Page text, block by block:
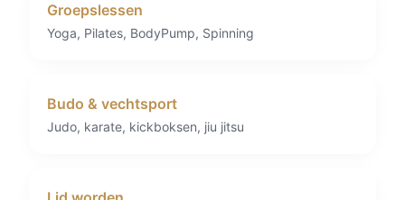
Groepslessen
Yoga, Pilates, BodyPump, Spinning
Budo & vechtsport
Judo, karate, kickboksen, jiu jitsu